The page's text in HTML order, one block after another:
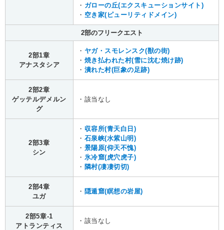
・ ガローの丘(エクスキューションサイト)
・ 空き家(ピューリティドメイン)
2部のフリークエスト
2部1章
アナスタシア
・ ヤガ・スモレンスク(獣の街)
・ 焼き払われた村(雪に沈む焼け跡)
・ 潰れた村(巨象の足跡)
2部2章
ゲッテルデメルン
グ
・該当なし
2部3章
シン
・ 収容所(青天白日)
・ 石泉峡(水紫山明)
・ 景陽原(仰天不愧)
・ 氷冷窟(虎穴虎子)
・ 隣村(凄凄切切)
2部4章
ユガ
・ 隠遁窟(瞑想の岩屋)
2部5章-1
アトランティス
・該当なし